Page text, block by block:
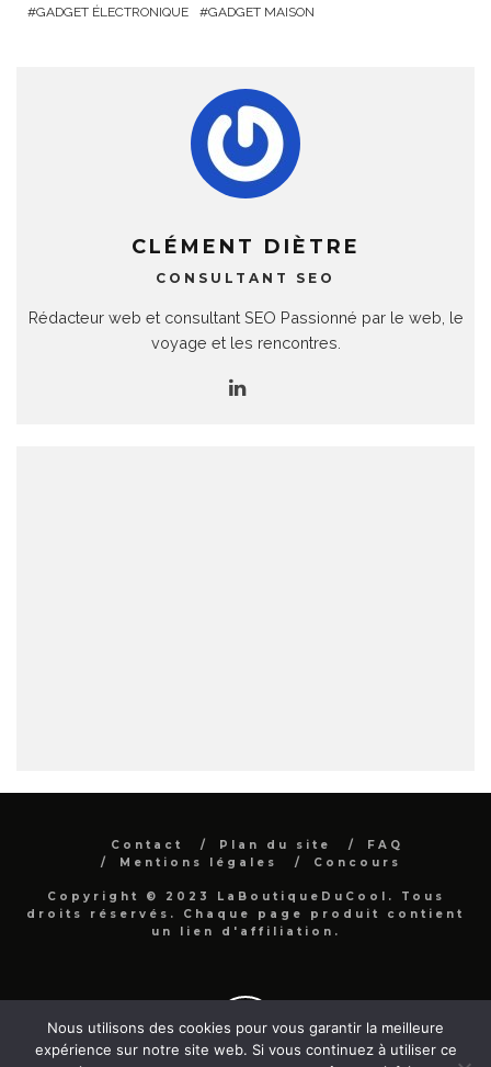
GADGET ÉLECTRONIQUE GADGET MAISON
CLÉMENT DIÈTRE
CONSULTANT SEO
Rédacteur web et consultant SEO Passionné par le web, le
voyage et les rencontres.
Contact Plan du site
FAQ
Mentions légales
Concours
Copyright © 2023 LaBoutiqueDuCool. Tous
droits réservés. Chaque page produit contient
un lien d'affiliation.
Nous utilisons des cookies pour vous garantir la meilleure
expérience sur notre site web. Si vous continuez à utiliser ce